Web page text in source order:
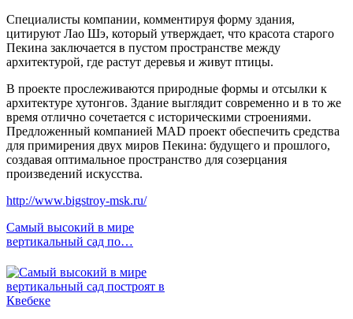
Специалисты компании, комментируя форму здания,
цитируют Лао Шэ, который утверждает, что красота старого
Пекина заключается в пустом пространстве между
архитектурой, где растут деревья и живут птицы.
В проекте прослеживаются природные формы и отсылки к
архитектуре хутонгов. Здание выглядит современно и в то же
время отлично сочетается с историческими строениями.
Предложенный компанией MAD проект обеспечить средства
для примирения двух миров Пекина: будущего и прошлого,
создавая оптимальное пространство для созерцания
произведений искусства.
http://www.bigstroy-msk.ru/
Самый высокий в мире
вертикальный сад по…